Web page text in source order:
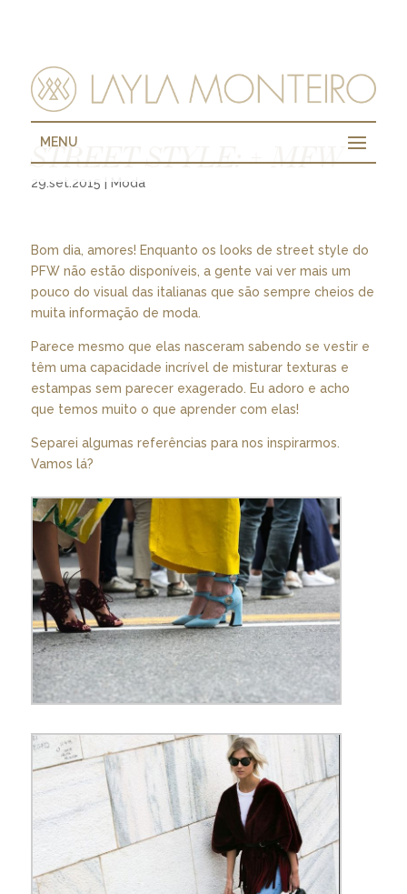
MENU
STREET STYLE: + MFW
29.set.2015 | Moda
Bom dia, amores! Enquanto os looks de street style do
PFW não estão disponíveis, a gente vai ver mais um
pouco do visual das italianas que são sempre cheios de
muita informação de moda.
Parece mesmo que elas nasceram sabendo se vestir e
têm uma capacidade incrível de misturar texturas e
estampas sem parecer exagerado. Eu adoro e acho
que temos muito o que aprender com elas!
Separei algumas referências para nos inspirarmos.
Vamos lá?